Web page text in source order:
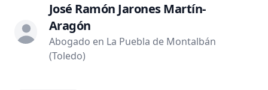
José Ramón Jarones Martín-
Aragón
Abogado en La Puebla de Montalbán
(Toledo)